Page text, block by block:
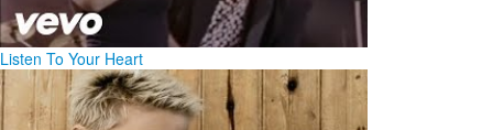
Listen To Your Heart